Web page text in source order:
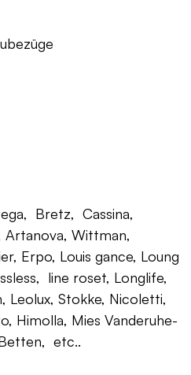
Bretz, Cassina,
Artanova, Wittman,
Erpo, Louis gance, Loung
line roset, Longlife,
Leolux, Stokke, Nicoletti,
Himolla, Mies Vanderuhe-
etc..